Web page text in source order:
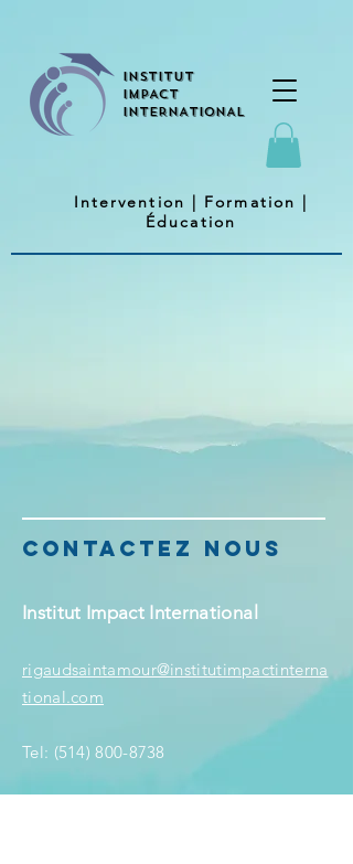
INSTITUT
IMPACT
INTERNATIONAL
Intervention | Formation |
Éducation
ContactEZ NOUS
Institut Impact International
rigaudsaintamour@institutimpactinterna
tional.com
Tel: (514) 800-8738